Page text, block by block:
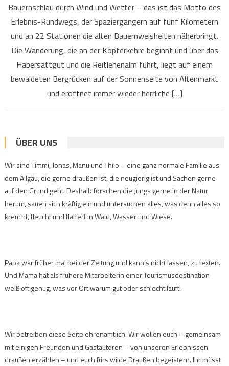
Bauernschlau durch Wind und Wetter – das ist das Motto des
Erlebnis-Rundwegs, der Spaziergängern auf fünf Kilometern
und an 22 Stationen die alten Bauernweisheiten näherbringt.
Die Wanderung, die an der Köpferkehre beginnt und über das
Habersattgut und die Reitlehenalm führt, liegt auf einem
bewaldeten Bergrücken auf der Sonnenseite von Altenmarkt
und eröffnet immer wieder herrliche […]
ÜBER UNS
Wir sind Timmi, Jonas, Manu und Thilo – eine ganz normale Familie aus
dem Allgäu, die gerne draußen ist, die neugierig ist und Sachen gerne
auf den Grund geht. Deshalb forschen die Jungs gerne in der Natur
herum, sauen sich kräftig ein und untersuchen alles, was denn alles so
kreucht, fleucht und flattert in Wald, Wasser und Wiese.
Papa war früher mal bei der Zeitung und kann’s nicht lassen, zu texten.
Und Mama hat als frühere Mitarbeiterin einer Tourismusdestination
weiß oft genug, was vor Ort warum gut oder schlecht läuft.
Wir betreiben diese Seite ehrenamtlich. Wir wollen euch – gemeinsam
mit einigen Freunden und Gastautoren – von unseren Erlebnissen
draußen erzählen – und euch fürs wilde Draußen begeistern. Ihr müsst